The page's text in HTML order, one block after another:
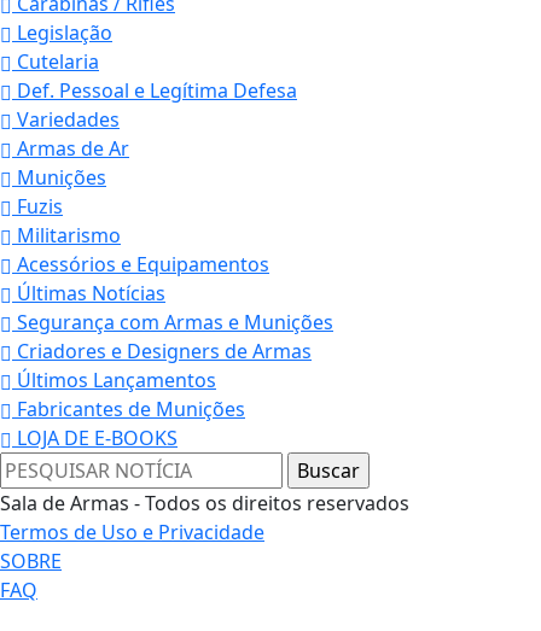
Legislação
Cutelaria
Def. Pessoal e Legítima Defesa
Variedades
Armas de Ar
Munições
Fuzis
Militarismo
Acessórios e Equipamentos
Últimas Notícias
Segurança com Armas e Munições
Criadores e Designers de Armas
Últimos Lançamentos
Fabricantes de Munições
LOJA DE E-BOOKS
Sala de Armas - Todos os direitos reservados
Termos de Uso e Privacidade
SOBRE
FAQ